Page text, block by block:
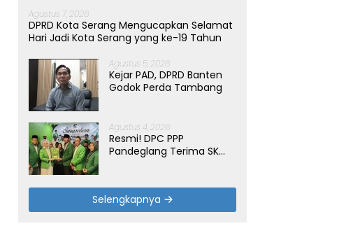
Agustus 7, 2026
DPRD Kota Serang Mengucapkan Selamat
Hari Jadi Kota Serang yang ke-19 Tahun
Agustus 5, 2026
Kejar PAD, DPRD Banten
Godok Perda Tambang
Agustus 4, 2026
Resmi! DPC PPP
Pandeglang Terima SK
Selengkapnya